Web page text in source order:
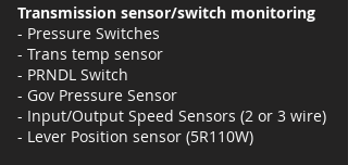
Transmission sensor/switch monitoring
- Pressure Switches
- Trans temp sensor
- PRNDL Switch
- Gov Pressure Sensor
- Input/Output Speed Sensors (2 or 3 wire)
- Lever Position sensor (5R110W)